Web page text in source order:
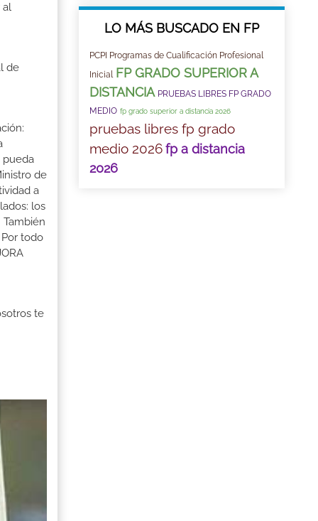
al
de
pueda
de
a
los
todo
te
LO MÁS BUSCADO EN FP
PCPI Programas de Cualificación Profesional
Inicial FP GRADO SUPERIOR A
DISTANCIA PRUEBAS LIBRES FP GRADO
MEDIO fp grado superior a distancia 2026
pruebas libres fp grado
medio 2026fp a distancia
2026